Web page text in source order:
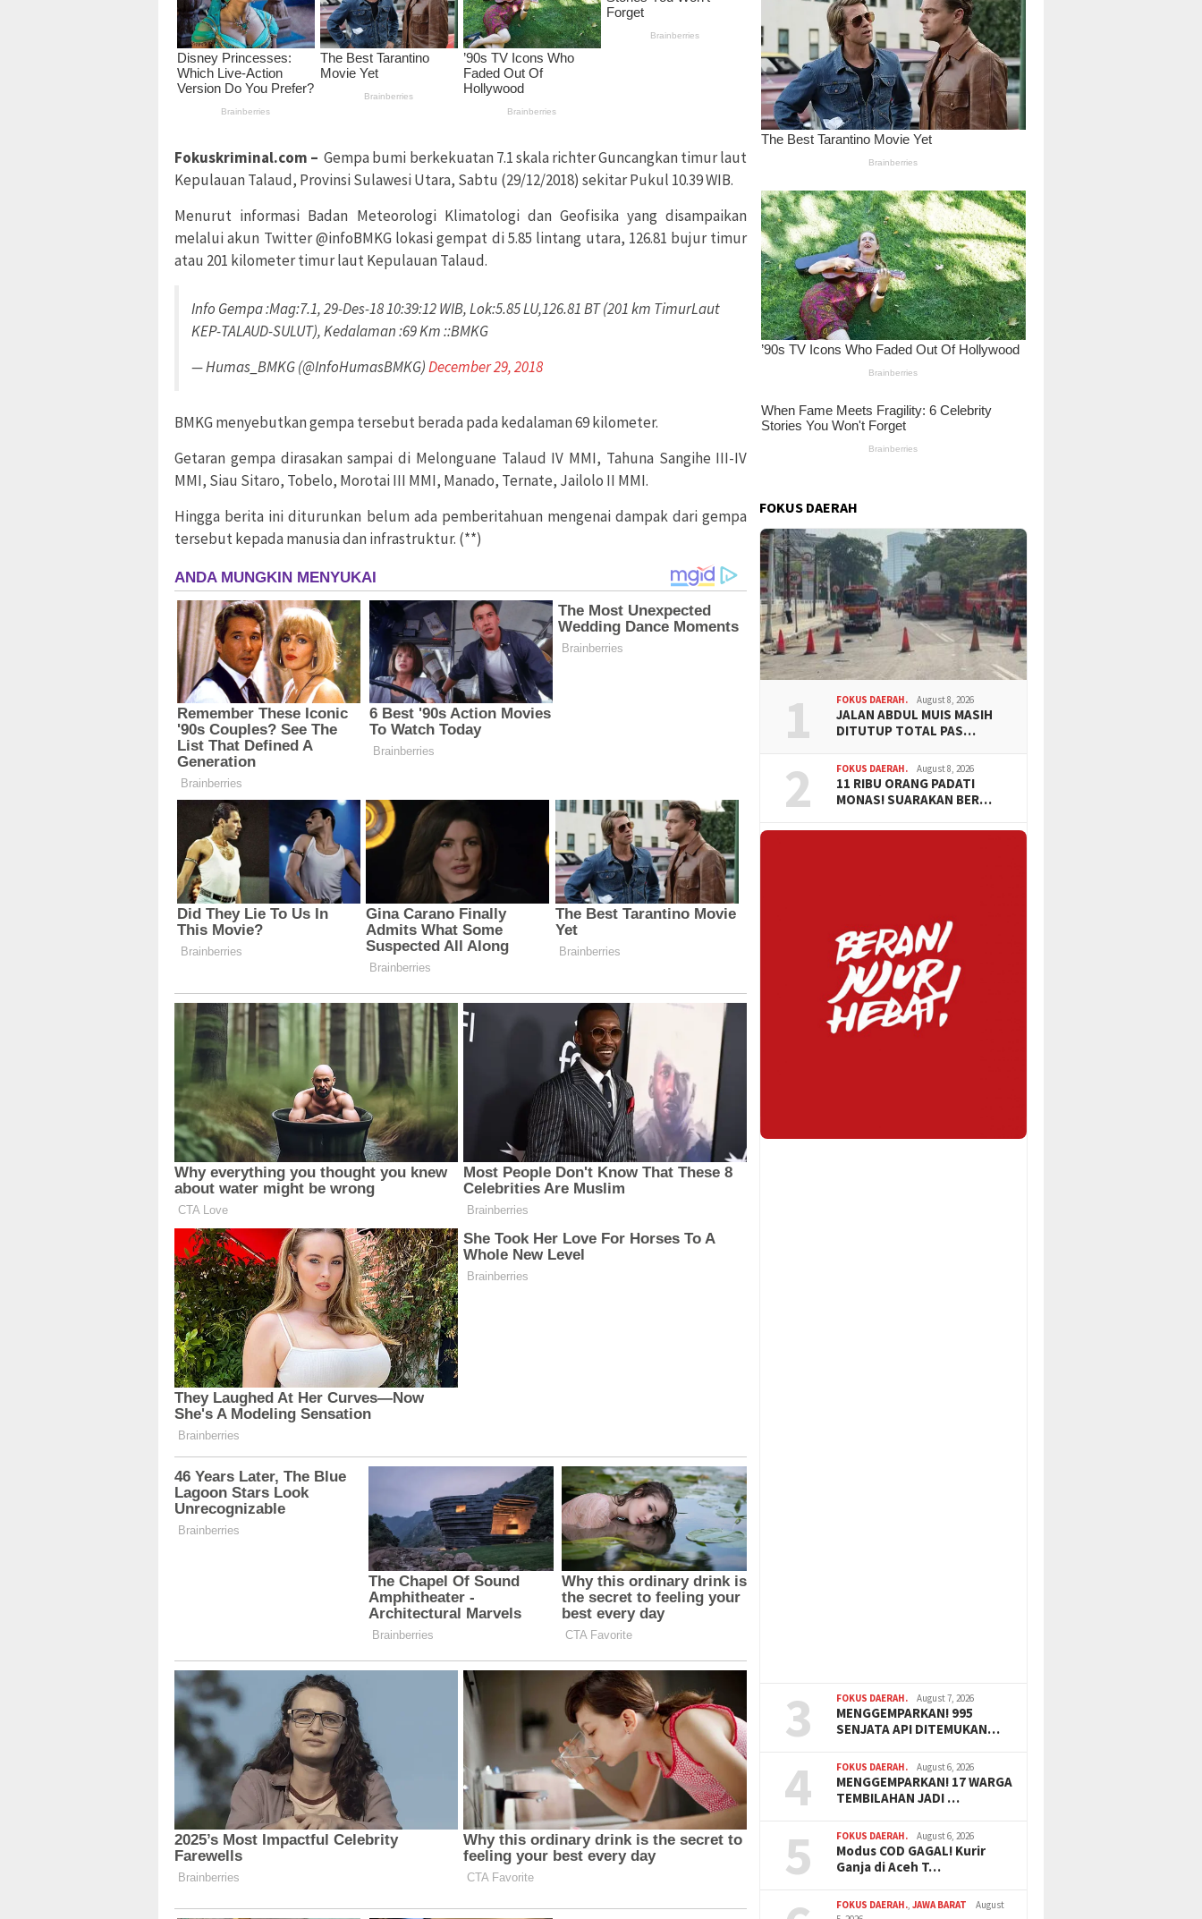
Fokuskriminal.com – Gempa bumi berkekuatan 7.1 skala richter Guncangkan timur laut
Kepulauan Talaud, Provinsi Sulawesi Utara, Sabtu (29/12/2018) sekitar Pukul 10.39 WIB.
Menurut informasi Badan Meteorologi Klimatologi dan Geofisika yang disampaikan
melalui akun Twitter @infoBMKG lokasi gempat di 5.85 lintang utara, 126.81 bujur timur
atau 201 kilometer timur laut Kepulauan Talaud.
Info Gempa :Mag:7.1, 29-Des-18 10:39:12 WIB, Lok:5.85 LU,126.81 BT (201 km TimurLaut
KEP-TALAUD-SULUT), Kedalaman :69 Km ::BMKG
— Humas_BMKG (@InfoHumasBMKG)December 29, 2018
BMKG menyebutkan gempa tersebut berada pada kedalaman 69 kilometer.
Getaran gempa dirasakan sampai di Melonguane Talaud IV MMI, Tahuna Sangihe III-IV
MMI, Siau Sitaro, Tobelo, Morotai III MMI, Manado, Ternate, Jailolo II MMI.
Hingga berita ini diturunkan belum ada pemberitahuan mengenai dampak dari gempa
tersebut kepada manusia dan infrastruktur. (**)
FOKUS DAERAH
1 FOKUS DAERAH. August 8, 2026
JALAN ABDUL MUIS MASIH
DITUTUP TOTAL PAS…
2 FOKUS DAERAH. August 8, 2026
11 RIBU ORANG PADATI
MONAS! SUARAKAN BER…
3 FOKUS DAERAH. August 7, 2026
MENGGEMPARKAN! 995
SENJATA API DITEMUKAN…
4 FOKUS DAERAH. August 6, 2026
MENGGEMPARKAN! 17 WARGA
TEMBILAHAN JADI …
5 FOKUS DAERAH. August 6, 2026
Modus COD GAGAL! Kurir
Ganja di Aceh T…
FOKUS DAERAH. ,JAWA BARAT
August